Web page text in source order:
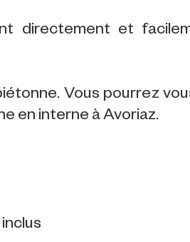
directement et
Vous pourrez
en interne à Avoriaz.